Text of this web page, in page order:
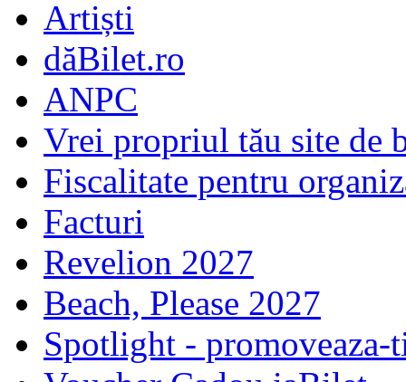
Artiști
dăBilet.ro
ANPC
Vrei propriul tău site de
Fiscalitate pentru
Facturi
Revelion 2027
Beach, Please 2027
Spotlight - promoveaza-